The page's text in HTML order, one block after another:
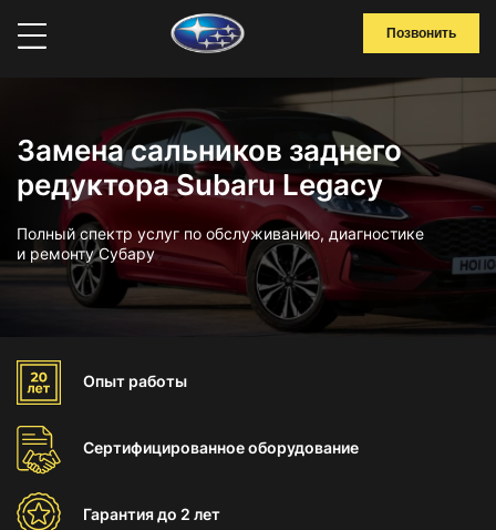
Позвонить
Замена сальников заднего
редуктора Subaru Legacy
Полный спектр услуг по обслуживанию, диагностике
и ремонту Субару
Опыт работы
Сертифицированноеоборудование
Гарантиядо 2 лет